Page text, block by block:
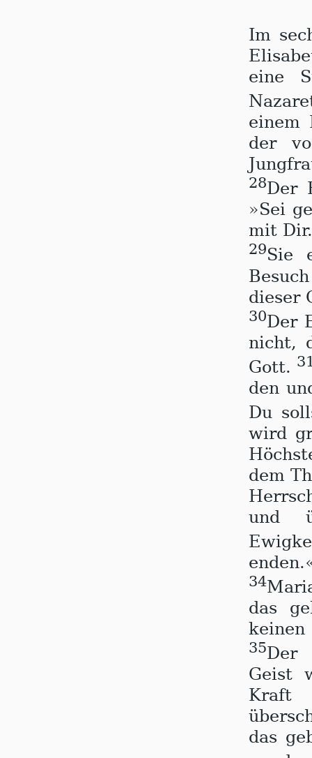
Im
eine
einem
der
28Der
»Sei
mit
29Sie
dieser
30Der
nicht,
Gott.
den
Du
wird
dem
und
34
das
keinen
35Der
Geist
das